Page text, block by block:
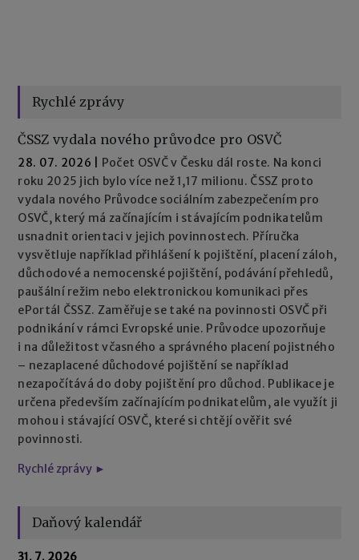
Rychlé zprávy
ČSSZ vydala nového průvodce pro OSVČ
28. 07. 2026
Počet OSVČ v Česku dál roste. Na konci
roku 2025 jich bylo více než 1,17 milionu. ČSSZ proto
vydala nového Průvodce sociálním zabezpečením pro
OSVČ, který má začínajícím i stávajícím podnikatelům
usnadnit orientaci v jejich povinnostech. Příručka
vysvětluje například přihlášení k pojištění, placení záloh,
důchodové a nemocenské pojištění, podávání přehledů,
paušální režim nebo elektronickou komunikaci přes
ePortál ČSSZ. Zaměřuje se také na povinnosti OSVČ při
podnikání v rámci Evropské unie. Průvodce upozorňuje
i na důležitost včasného a správného placení pojistného
– nezaplacené důchodové pojištění se například
nezapočítává do doby pojištění pro důchod. Publikace je
určena především začínajícím podnikatelům, ale využít ji
mohou i stávající OSVČ, které si chtějí ověřit své
povinnosti.
Rychlé zprávy ►
Daňový kalendář
31. 7. 2026